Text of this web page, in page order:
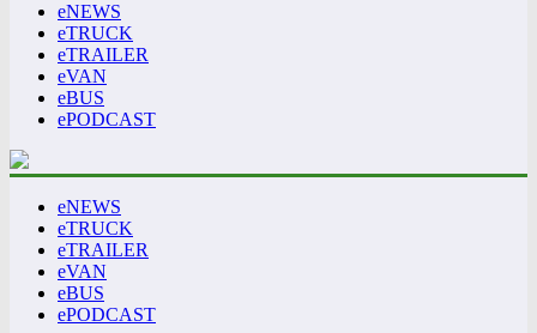
eNEWS
eTRUCK
eTRAILER
eVAN
eBUS
ePODCAST
eNEWS
eTRUCK
eTRAILER
eVAN
eBUS
ePODCAST